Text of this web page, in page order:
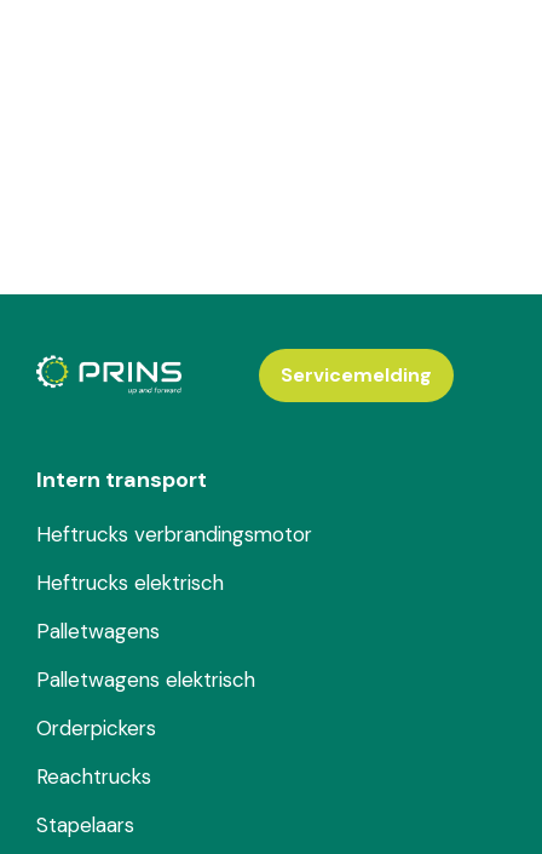
Intern transport
Heftrucks verbrandingsmotor
Heftrucks elektrisch
Palletwagens
Palletwagens elektrisch
Orderpickers
Reachtrucks
Stapelaars
Servicemelding